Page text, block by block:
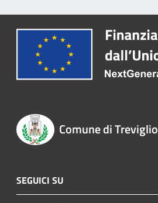
Comune di Treviglio
SEGUICI SU